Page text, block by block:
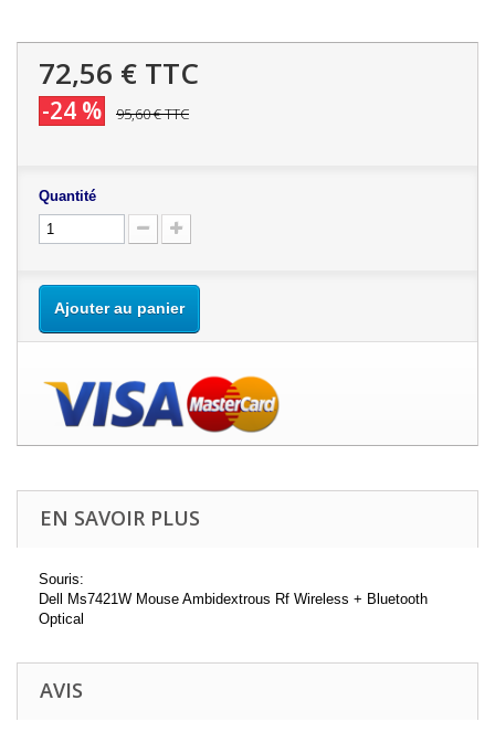
72,56 € TTC
-24 % 95,60 €TTC
Quantité
Ajouter au panier
EN SAVOIR PLUS
Souris:
Dell Ms7421W Mouse Ambidextrous Rf Wireless + Bluetooth
Optical
AVIS